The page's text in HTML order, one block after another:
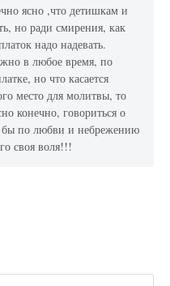
ясно ,что детишкам и
но ради смирения, как
надо надевать.
в любое время, по
но что касается
место для молитвы, то
конечно, говориться о
бы по любви и небрежению
своя воля!!!